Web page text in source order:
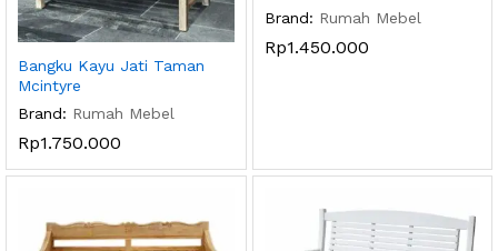
Bangku Kayu Jati Taman
Mcintyre
Brand: Rumah Mebel
Rp1.750.000
Brand: Rumah Mebel
Rp1.450.000